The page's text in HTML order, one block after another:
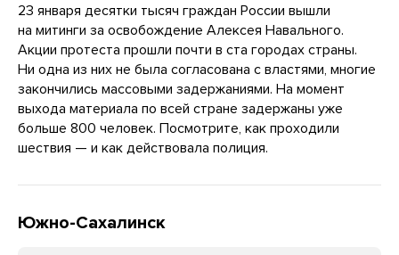
23 января десятки тысяч граждан России вышли
на митинги за освобождение Алексея Навального.
Акции протеста прошли почти в ста городах страны.
Ни одна из них не была согласована с властями, многие
закончились массовыми задержаниями. На момент
выхода материала по всей стране задержаны уже
больше 800 человек. Посмотрите, как проходили
шествия — и как действовала полиция.
Южно-Сахалинск